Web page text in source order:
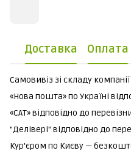
Доставка Оплата
Самовивіз зі складу
«Нова пошта» по Україні
«САТ» відповідно до
"Делівері" відповідно до
Кур'єром по Києву —